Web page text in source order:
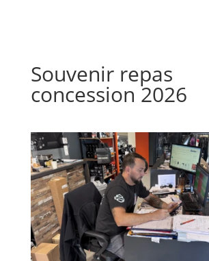
Souvenir repas
concession 2026